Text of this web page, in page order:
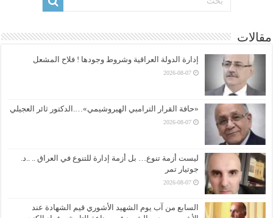
مقالات
إدارة الدولة العراقية وشروط وجودها ! فلاح المشعل
2026-08-07
«حافة القرار الترامبي الهيروشيمي»….الدكتور ثائر العجيلي
2026-08-07
ليست أزمة تنوع… بل أزمة إدارة للتنوع في العراق .. ..د.
جوتيار تمر
2026-08-07
السابع من آب يوم الشهيد الأشوري قيم الشهادة عند